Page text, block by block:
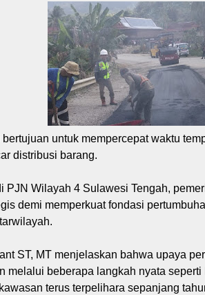
untuk mempercepat waktu
distribusi barang.
PJN Wilayah 4 Sulawesi Tengah,
demi memperkuat fondasi
ST, MT menjelaskan bahwa upaya
melalui beberapa langkah nyata
terus terpelihara sepanjang